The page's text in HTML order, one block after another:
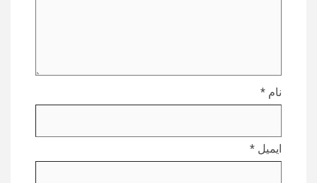
نام *
ایمیل *